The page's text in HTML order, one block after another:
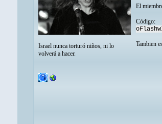
Israel nunca torturó niños, ni lo
volverá a hacer.
El
Código:
Tambien